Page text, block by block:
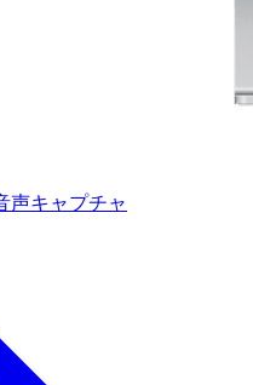
声キャプチャ